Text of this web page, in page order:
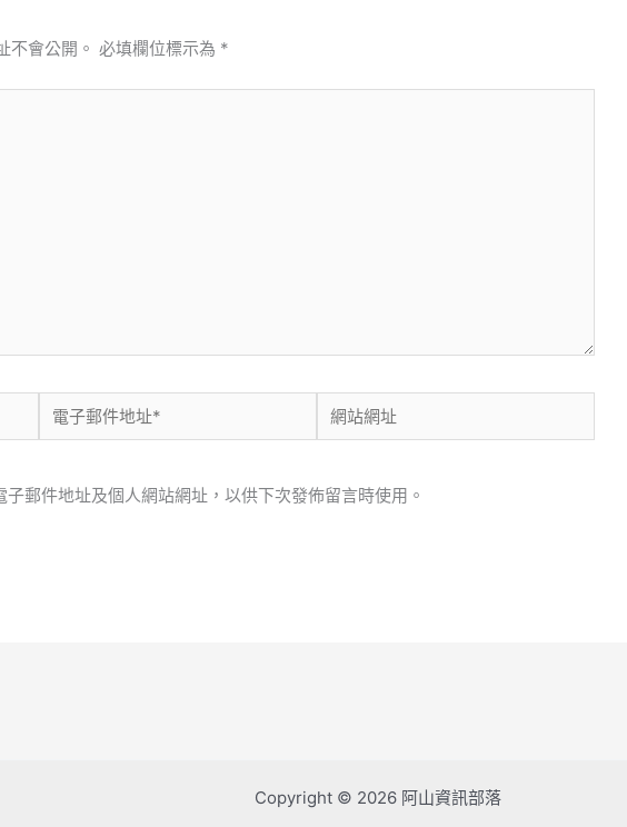
不會公開。 必填欄位標示為 *
子
件
站
址
子郵件地址及個人網站網址，以供下次發佈留言時使用。
Copyright © 2026 阿山資訊部落